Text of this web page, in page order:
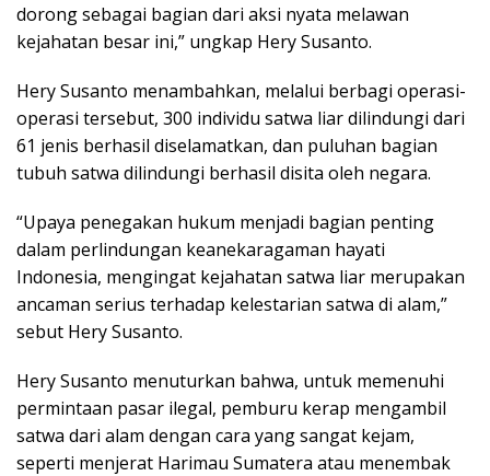
dorong sebagai bagian dari aksi nyata melawan
kejahatan besar ini,” ungkap Hery Susanto.
Hery Susanto menambahkan, melalui berbagi operasi-
operasi tersebut, 300 individu satwa liar dilindungi dari
61 jenis berhasil diselamatkan, dan puluhan bagian
tubuh satwa dilindungi berhasil disita oleh negara.
“Upaya penegakan hukum menjadi bagian penting
dalam perlindungan keanekaragaman hayati
Indonesia, mengingat kejahatan satwa liar merupakan
ancaman serius terhadap kelestarian satwa di alam,”
sebut Hery Susanto.
Hery Susanto menuturkan bahwa, untuk memenuhi
permintaan pasar ilegal, pemburu kerap mengambil
satwa dari alam dengan cara yang sangat kejam,
seperti menjerat Harimau Sumatera atau menembak